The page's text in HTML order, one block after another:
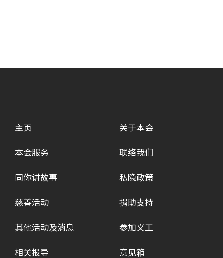
主页
本会服务
同你讲故事
慈善活动
其他活动及消息
相关报导
关于本会
联络我们
私隐政策
捐助支持
参加义工
意见箱